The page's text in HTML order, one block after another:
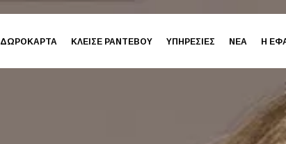
ΔΩΡΟΚΑΡΤΑ ΚΛΕΙΣΕ ΡΑΝΤΕΒΟΥ ΥΠΗΡΕΣΙΕΣ ΝΕΑ Η